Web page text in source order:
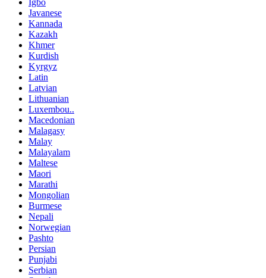
Igbo
Javanese
Kannada
Kazakh
Khmer
Kurdish
Kyrgyz
Latin
Latvian
Lithuanian
Luxembou..
Macedonian
Malagasy
Malay
Malayalam
Maltese
Maori
Marathi
Mongolian
Burmese
Nepali
Norwegian
Pashto
Persian
Punjabi
Serbian